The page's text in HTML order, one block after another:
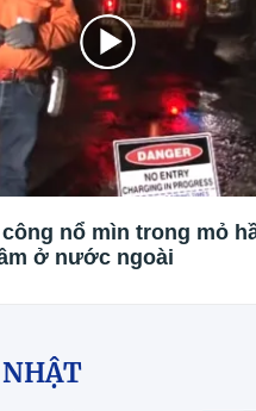
nổ mìn trong mỏ
ở nước ngoài